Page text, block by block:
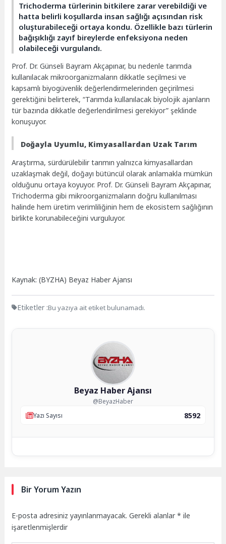
Trichoderma türlerinin bitkilere zarar verebildiği ve
hatta belirli koşullarda insan sağlığı açısından risk
oluşturabileceği ortaya kondu. Özellikle bazı türlerin
bağışıklığı zayıf bireylerde enfeksiyona neden
olabileceği vurgulandı.
Prof. Dr. Günseli Bayram Akçapınar, bu nedenle tarımda
kullanılacak mikroorganizmaların dikkatle seçilmesi ve
kapsamlı biyogüvenlik değerlendirmelerinden geçirilmesi
gerektiğini belirterek, “Tarımda kullanılacak biyolojik ajanların
tür bazında dikkatle değerlendirilmesi gerekiyor” şeklinde
konuşuyor.
Doğayla Uyumlu, Kimyasallardan Uzak Tarım
Araştırma, sürdürülebilir tarımın yalnızca kimyasallardan
uzaklaşmak değil, doğayı bütüncül olarak anlamakla mümkün
olduğunu ortaya koyuyor. Prof. Dr. Günseli Bayram Akçapınar,
Trichoderma gibi mikroorganizmaların doğru kullanılması
halinde hem üretim verimliliğinin hem de ekosistem sağlığının
birlikte korunabileceğini vurguluyor.
Kaynak: (BYZHA) Beyaz Haber Ajansı
Etiketler :Bu yazıya ait etiket bulunamadı.
Beyaz Haber Ajansı
@BeyazHaber
Yazı Sayısı
8592
Bir Yorum Yazın
E-posta adresiniz yayınlanmayacak. Gerekli alanlar* ile
işaretlenmişlerdir